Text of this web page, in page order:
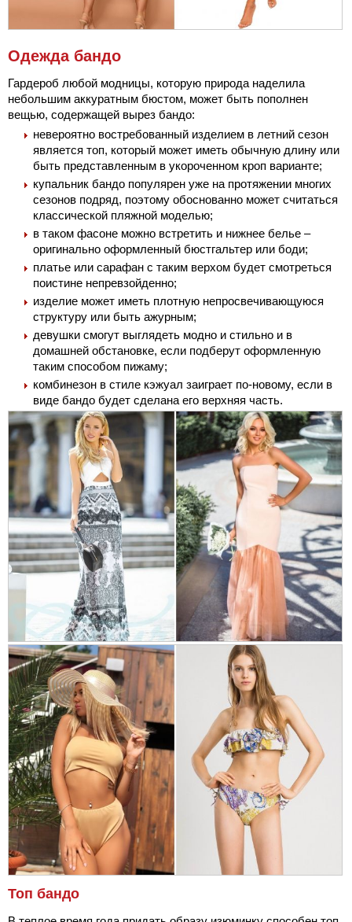
Одежда бандо
Гардероб любой модницы, которую природа наделила
небольшим аккуратным бюстом, может быть пополнен
вещью, содержащей вырез бандо:
невероятно востребованный изделием в летний сезон
является топ, который может иметь обычную длину или
быть представленным в укороченном кроп варианте;
купальник бандо популярен уже на протяжении многих
сезонов подряд, поэтому обоснованно может считаться
классической пляжной моделью;
в таком фасоне можно встретить и нижнее белье –
оригинально оформленный бюстгальтер или боди;
платье или сарафан с таким верхом будет смотреться
поистине непревзойденно;
изделие может иметь плотную непросвечивающуюся
структуру или быть ажурным;
девушки смогут выглядеть модно и стильно и в
домашней обстановке, если подберут оформленную
таким способом пижаму;
комбинезон в стиле кэжуал заиграет по-новому, если в
виде бандо будет сделана его верхняя часть.
Топ бандо